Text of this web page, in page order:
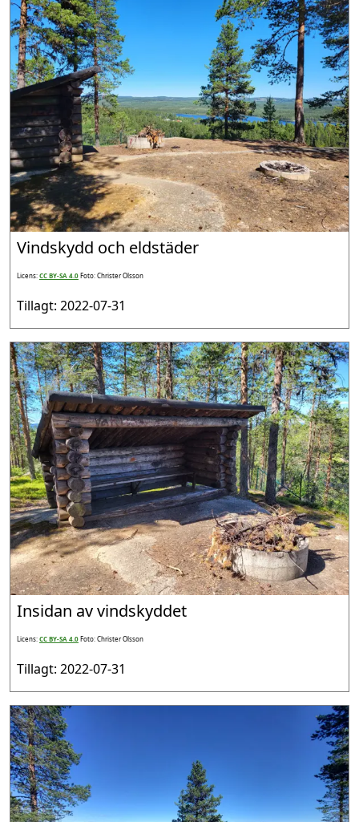
Vindskydd och eldstäder
Licens:CC BY-SA 4.0Foto: Christer Olsson
Tillagt: 2022-07-31
Insidan av vindskyddet
Licens:CC BY-SA 4.0 Foto: Christer Olsson
Tillagt: 2022-07-31